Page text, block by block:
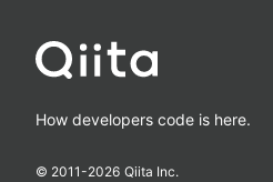
How developers code is here.
© 2011-2026 Qiita Inc.